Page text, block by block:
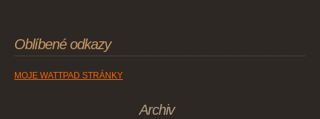
Oblíbené odkazy
MOJE WATTPAD STRÁNKY
Archiv